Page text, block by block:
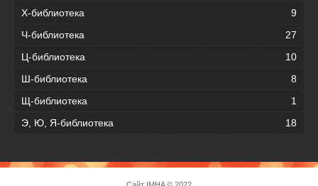
Х-библиотека
9
Ч-библиотека
27
Ц-библиотека
10
Ш-библиотека
8
Щ-библиотека
1
Э, Ю, Я-библиотека
18